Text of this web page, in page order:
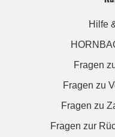
Hilfe
Fragen
Fragen zu
Fragen zu
Fragen zur